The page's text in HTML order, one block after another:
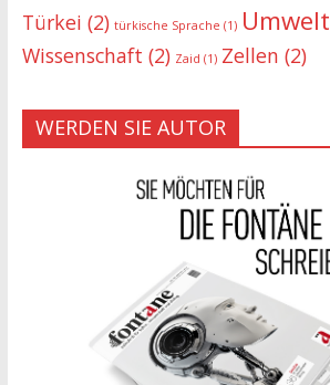
Türkei (2) türkische Sprache (1) Umwelt
Wissenschaft (2) Zaid (1) Zellen (2)
WERDEN SIE AUTOR